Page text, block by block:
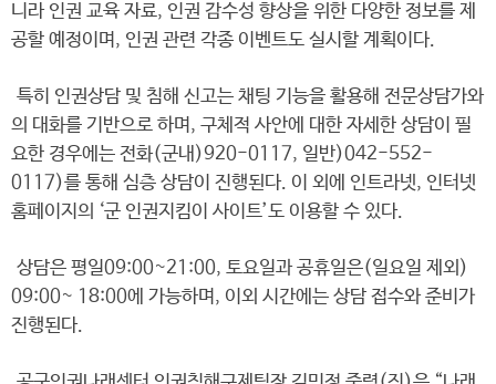
니라 인권 교육 자료, 인권 감수성 향상을 위한 다양한 정보를 제
공할 예정이며, 인권 관련 각종 이벤트도 실시할 계획이다.
특히 인권상담 및 침해 신고는 채팅 기능을 활용해 전문상담가와
의 대화를 기반으로 하며, 구체적 사안에 대한 자세한 상담이 필
요한 경우에는 전화(군내)920-0117, 일반)042-552-
0117)를 통해 심층 상담이 진행된다. 이 외에 인트라넷, 인터넷
홈페이지의 ‘군 인권지킴이 사이트’도 이용할 수 있다.
상담은 평일09:00~21:00, 토요일과 공휴일은(일요일 제외)
09:00~ 18:00에 가능하며, 이외 시간에는 상담 접수와 준비가
진행된다.